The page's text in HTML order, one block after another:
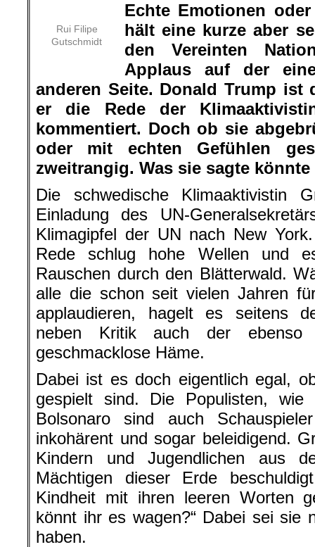
Rui Filipe
Gutschmidt
Echte Emotionen
hält eine kurze aber
den Vereinten
Applaus auf der
anderen Seite. Donald Trump ist
er die Rede der
kommentiert. Doch ob sie
oder mit echten Gefühlen
zweitrangig. Was sie sagte
Die schwedische Klimaaktivistin
Einladung des UN-
Klimagipfel der UN nach New
Rede schlug hohe Wellen und
Rauschen durch den Blätterwald.
alle die schon seit vielen Jahren
applaudieren, hagelt es seitens
neben Kritik auch der
geschmacklose Häme.
Dabei ist es doch eigentlich egal,
gespielt sind. Die Populisten,
Bolsonaro sind auch
inkohärent und sogar beleidigend.
Kindern und Jugendlichen aus
Mächtigen dieser Erde
Kindheit mit ihren leeren Worten
könnt ihr es wagen?“ Dabei sei sie
haben.